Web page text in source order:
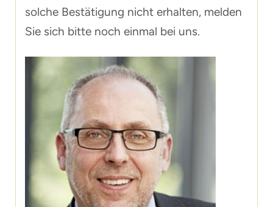
solche Bestätigung nicht erhalten, melden
Sie sich bitte noch einmal bei uns.